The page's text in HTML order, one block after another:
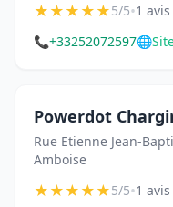
★★★★★5/5•1 avis
📞+33252072597🌐
Powerdot
Rue Etienne Jean-
Amboise
★★★★★5/5•1 avis